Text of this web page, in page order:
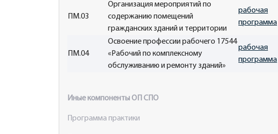
ПМ.03
Организация мероприятий по
содержанию помещений
гражданских зданий и территории
рабочая
программа
ПМ.04
Освоение профессии рабочего 17544
«Рабочий по комплексному
обслуживанию и ремонту зданий»
рабочая
программа
Иные компоненты ОП СПО
Программа практики